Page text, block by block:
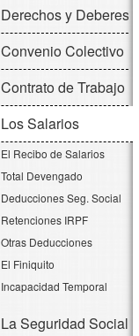
Derechos y Deberes
Convenio Colectivo
Contrato de Trabajo
Los Salarios
El Recibo de Salarios
Total Devengado
Deducciones Seg. Social
Retenciones IRPF
Otras Deducciones
El Finiquito
Incapacidad Temporal
La Seguridad Social